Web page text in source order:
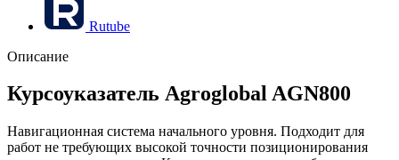
Rutube
Описание
Курсоуказатель Agroglobal AGN800
Навигационная система начального уровня. Подходит для
работ не требующих высокой точности позиционирования